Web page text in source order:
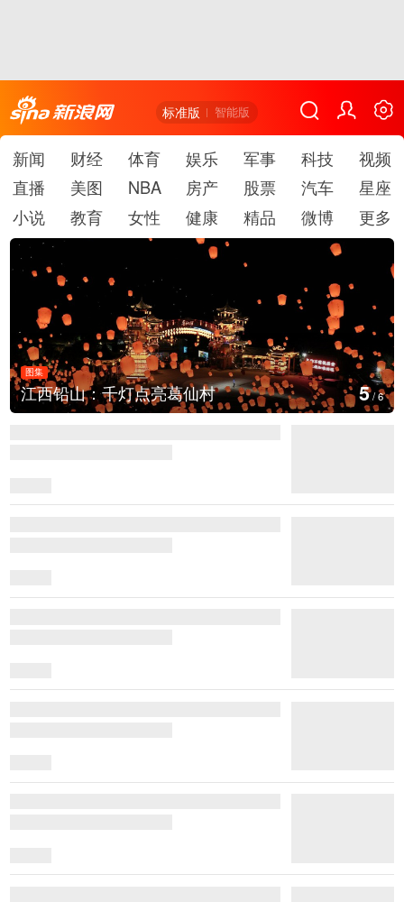
标准版 智能版
新闻 财经 体育 娱乐 军事 科技
视频
直播
美图 NBA 房产 股票 汽车
星座
小说
教育 女性 健康 精品 微博 更多
图集
江西铅山：千灯点亮葛仙村 6/6